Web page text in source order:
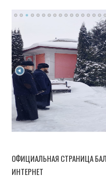
ОФИЦИАЛЬНАЯ СТРАНИЦА
ИНТЕРНЕТ